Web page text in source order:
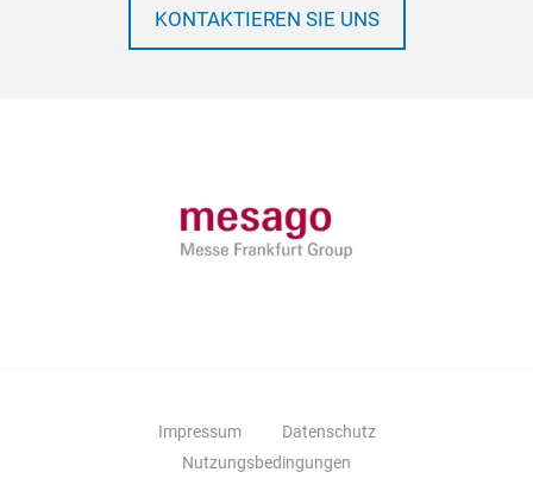
KONTAKTIEREN SIE UNS
Impressum
Datenschutz
Nutzungsbedingungen